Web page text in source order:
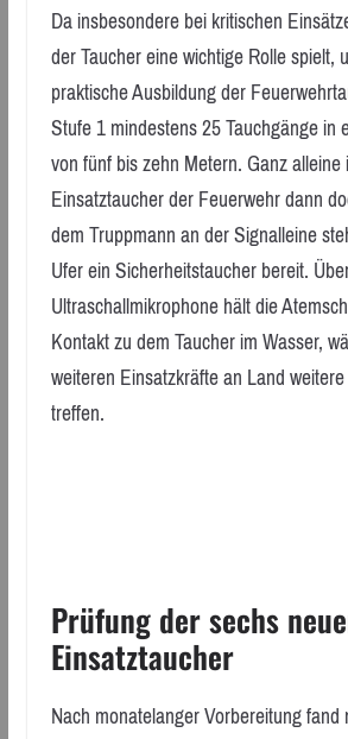
Da insbesondere bei kritischen
der Taucher eine wichtige Rolle spielt,
praktische Ausbildung der
Stufe 1 mindestens 25 Tauchgänge in
von fünf bis zehn Metern. Ganz
Einsatztaucher der Feuerwehr dann
dem Truppmann an der Signalleine
Ufer ein Sicherheitstaucher bereit.
Ultraschallmikrophone hält die
Kontakt zu dem Taucher im Wasser,
weiteren Einsatzkräfte an Land
treffen.
Prüfung der sechs
Einsatztaucher
Nach monatelanger Vorbereitung